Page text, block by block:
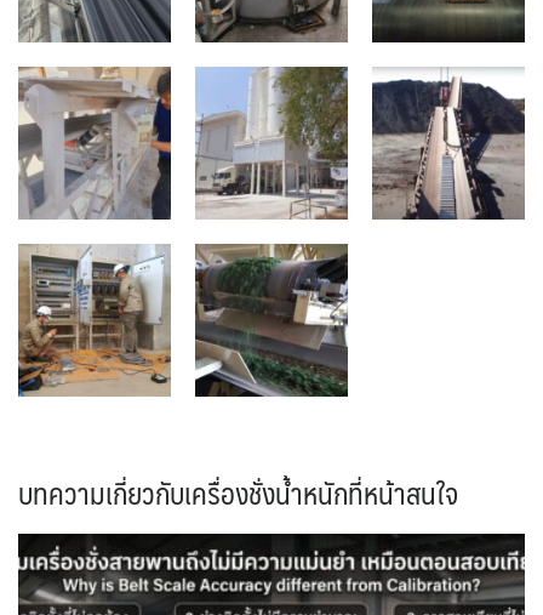
บทความเกี่ยวกับเครื่องชั่งน้ำหนักที่หน้าสนใจ